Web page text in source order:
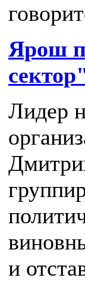
Ярош
Лидер
и